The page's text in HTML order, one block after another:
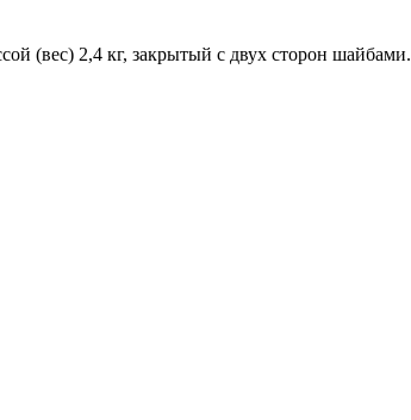
(вес) 2,4 кг, закрытый с двух сторон шайбами.